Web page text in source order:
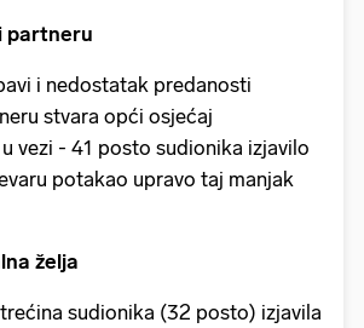
partneru
i nedostatak predanosti
stvara opći osjećaj
vezi - 41 posto sudionika izjavilo
potakao upravo taj manjak
želja
sudionika (32 posto) izjavila